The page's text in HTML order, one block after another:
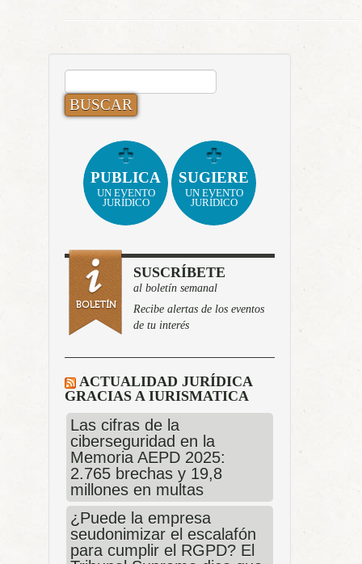
BUSCAR:
PUBLICA
UN EVENTO
JURÍDICO
SUGIERE
UN EVENTO
JURÍDICO
SUSCRÍBETE
al boletín semanal
Recibe alertas de los eventos
de tu interés
ACTUALIDAD JURÍDICA
GRACIAS A IURISMATICA
Las cifras de la
ciberseguridad en la
Memoria AEPD 2025:
2.765 brechas y 19,8
millones en multas
¿Puede la empresa
seudonimizar el escalafón
para cumplir el RGPD? El